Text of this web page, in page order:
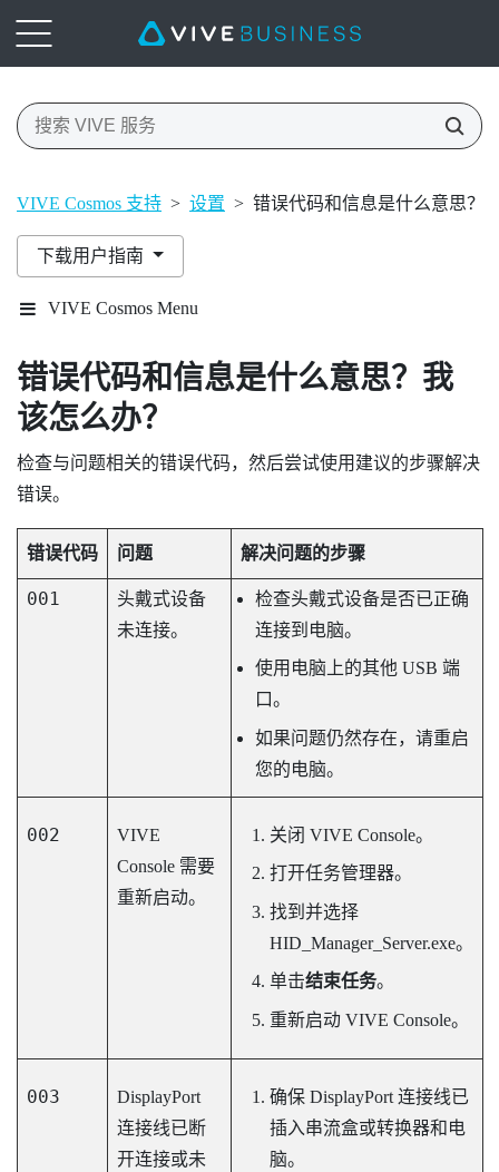
VIVE Cosmos 支持 > 设置 > 错误代码和信息是什么意思？
下载用户指南
VIVE Cosmos Menu
错误代码和信息是什么意思？我
该怎么办？
检查与问题相关的错误代码，然后尝试使用建议的步骤解决
错误。
错误代码 问题 解决问题的步骤
001
头戴式设备
未连接。
检查头戴式设备是否已正确
连接到电脑。
使用电脑上的其他 USB 端
口。
如果问题仍然存在，请重启
您的电脑。
002
VIVE
Console 需要
重新启动。
关闭 VIVE Console。
打开任务管理器。
找到并选择
HID_Manager_Server.exe。
单击结束任务。
重新启动 VIVE Console。
003
DisplayPort
连接线已断
开连接或未
确保 DisplayPort连接线已
插入串流盒或转换器和电
脑。